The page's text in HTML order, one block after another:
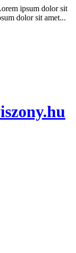
ipsum dolor sit
dolor sit amet...